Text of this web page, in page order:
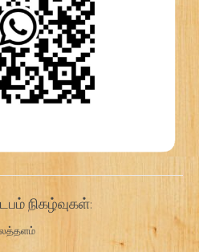
நிகழ்வுகள்: